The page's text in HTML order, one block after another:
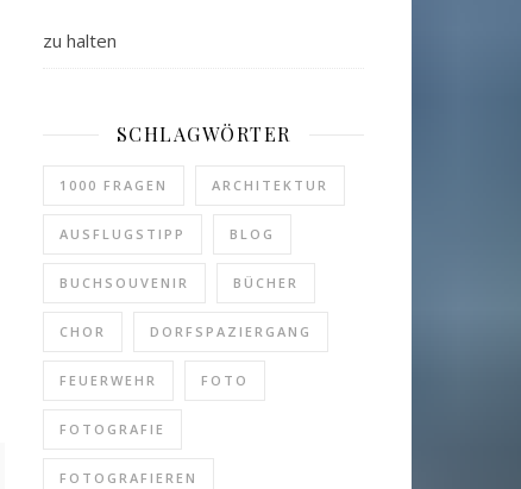
zu halten
SCHLAGWÖRTER
1000 FRAGEN ARCHITEKTUR
AUSFLUGSTIPP BLOG
BUCHSOUVENIR BÜCHER
CHOR DORFSPAZIERGANG
FEUERWEHR FOTO
FOTOGRAFIE
FOTOGRAFIEREN